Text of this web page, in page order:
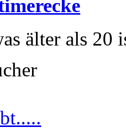
älter als 20